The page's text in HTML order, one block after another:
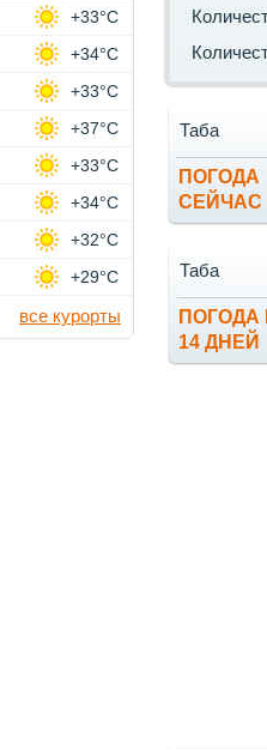
ПОГОДА
СЕЙЧАС
Таба
ПОГОДА
14 ДНЕЙ
Таба
+33°C
+34°C
+33°C
+37°C
+33°C
+34°C
+32°C
+29°C
все курорты